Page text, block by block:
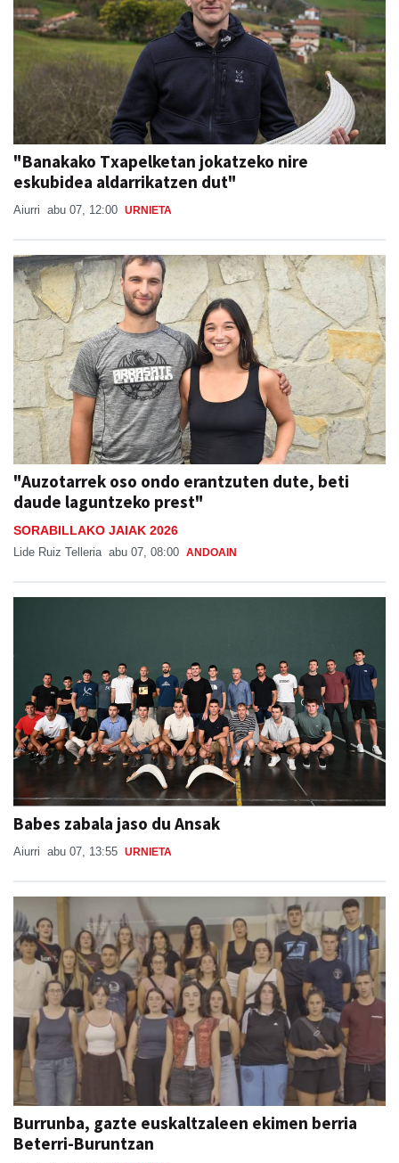
"Banakako Txapelketan jokatzeko nire
eskubidea aldarrikatzen dut"
Aiurri abu 07, 12:00 URNIETA
"Auzotarrek oso ondo erantzuten dute, beti
daude laguntzeko prest"
SORABILLAKO JAIAK 2026
Lide Ruiz Telleria abu 07, 08:00 ANDOAIN
Babes zabala jaso du Ansak
Aiurri abu 07, 13:55 URNIETA
Burrunba, gazte euskaltzaleen ekimen berria
Beterri-Buruntzan